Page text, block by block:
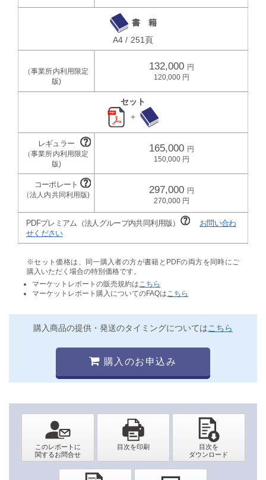
書 籍
A4 / 251頁
132,000
120,000
セット
＋
165,000
150,000
297,000
270,000
PDFプレミアム（法人グループ内共同利用版）
お問い合わ
せください
※セット価格は、同一購入者の方が書籍とPDFの両方を同時にご
購入いただく場合の特別価格です。
マーケットレポートの販売規約は こちら
マーケットレポート購入についてのFAQは こちら
購入商品の提供・発送のタイミングについてはこちら
購入のお申込み